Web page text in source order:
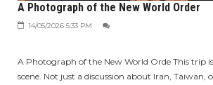
A Photograph of the New World Order
14/05/2026 5:33 PM
A Photograph of the New World Orde This trip
scene. Not just a discussion about Iran, Taiwan,